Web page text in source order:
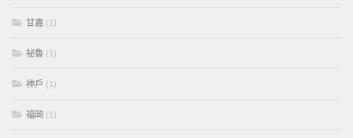
甘肅 (1)
祕魯 (1)
神戶 (1)
福岡 (1)